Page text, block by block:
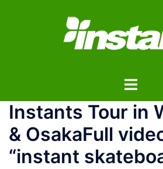
ス
ト
ル
メ
ニ
ュ
Instants Tour in
& OsakaFull
“instant